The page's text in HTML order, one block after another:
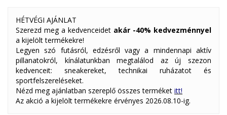
HÉTVÉGI AJÁNLAT
Szerezd meg a kedvenceidet akár -40% kedvezménnyel
a kijelölt termékekre!
Legyen szó futásról, edzésről vagy a mindennapi aktív
pillanatokról, kínálatunkban megtalálod az új szezon
kedvenceit: sneakereket, technikai ruházatot és
sportfelszereléseket.
Nézd meg ajánlatban szereplő összes terméket itt!
Az akció a kijelölt termékekre érvényes 2026.08.10-ig.